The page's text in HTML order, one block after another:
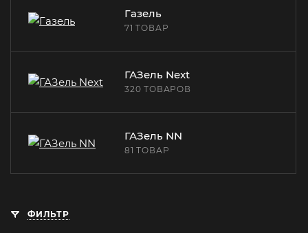
Газель
71 ТОВАР
ГАЗель Next
320 ТОВАРОВ
ГАЗель NN
81 ТОВАР
ФИЛЬТР